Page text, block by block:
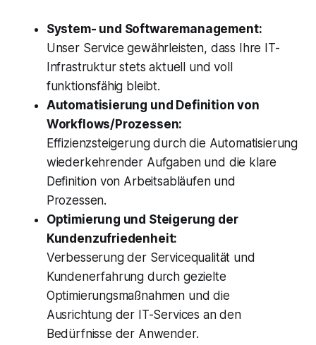
System- und Softwaremanagement:
Unser Service gewährleisten, dass Ihre IT-
Infrastruktur stets aktuell und voll
funktionsfähig bleibt.
Automatisierung und Definition von
Workflows/Prozessen:
Effizienzsteigerung durch die Automatisierung
wiederkehrender Aufgaben und die klare
Definition von Arbeitsabläufen und
Prozessen.
Optimierung und Steigerung der
Kundenzufriedenheit:
Verbesserung der Servicequalität und
Kundenerfahrung durch gezielte
Optimierungsmaßnahmen und die
Ausrichtung der IT-Services an den
Bedürfnisse der Anwender.